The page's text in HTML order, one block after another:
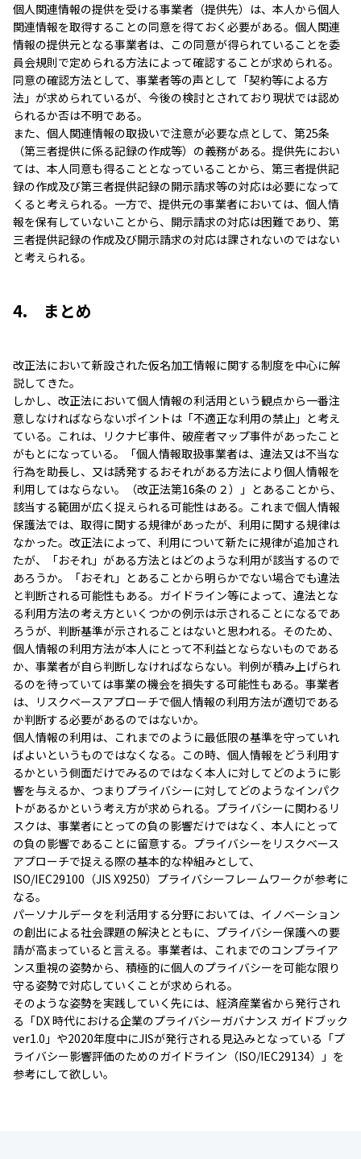
個人関連情報の提供を受ける事業者（提供先）は、本人から個人
関連情報を取得することの同意を得ておく必要がある。個人関連
情報の提供元となる事業者は、この同意が得られていることを委
員会規則で定められる方法によって確認することが求められる。
同意の確認方法として、事業者等の声として「契約等による方
法」が求められているが、今後の検討とされており現状では認め
られるか否は不明である。
また、個人関連情報の取扱いで注意が必要な点として、第25条
（第三者提供に係る記録の作成等）の義務がある。提供先におい
ては、本人同意も得ることとなっていることから、第三者提供記
録の作成及び第三者提供記録の開示請求等の対応は必要になって
くると考えられる。一方で、提供元の事業者においては、個人情
報を保有していないことから、開示請求の対応は困難であり、第
三者提供記録の作成及び開示請求の対応は課されないのではない
と考えられる。
4. まとめ
改正法において新設された仮名加工情報に関する制度を中心に解
説してきた。
しかし、改正法において個人情報の利活用という観点から一番注
意しなければならないポイントは「不適正な利用の禁止」と考え
ている。これは、リクナビ事件、破産者マップ事件があったこと
がもとになっている。「個人情報取扱事業者は、違法又は不当な
行為を助長し、又は誘発するおそれがある方法により個人情報を
利用してはならない。（改正法第16条の２）」とあることから、
該当する範囲が広く捉えられる可能性はある。これまで個人情報
保護法では、取得に関する規律があったが、利用に関する規律は
なかった。改正法によって、利用について新たに規律が追加され
たが、「おそれ」がある方法とはどのような利用が該当するので
あろうか。「おそれ」とあることから明らかでない場合でも違法
と判断される可能性もある。ガイドライン等によって、違法とな
る利用方法の考え方といくつかの例示は示されることになるであ
ろうが、判断基準が示されることはないと思われる。そのため、
個人情報の利用方法が本人にとって不利益とならないものである
か、事業者が自ら判断しなければならない。判例が積み上げられ
るのを待っていては事業の機会を損失する可能性もある。事業者
は、リスクベースアプローチで個人情報の利用方法が適切である
か判断する必要があるのではないか。
個人情報の利用は、これまでのように最低限の基準を守っていれ
ばよいというものではなくなる。この時、個人情報をどう利用す
るかという側面だけでみるのではなく本人に対してどのように影
響を与えるか、つまりプライバシーに対してどのようなインパク
トがあるかという考え方が求められる。プライバシーに関わるリ
スクは、事業者にとっての負の影響だけではなく、本人にとって
の負の影響であることに留意する。プライバシーをリスクベース
アプローチで捉える際の基本的な枠組みとして、
ISO/IEC29100（JIS X9250）プライバシーフレームワークが参考に
なる。
パーソナルデータを利活用する分野においては、イノベーション
の創出による社会課題の解決とともに、プライバシー保護への要
請が高まっていると言える。事業者は、これまでのコンプライア
ンス重視の姿勢から、積極的に個人のプライバシーを可能な限り
守る姿勢で対応していくことが求められる。
そのような姿勢を実践していく先には、経済産業省から発行され
る「DX 時代における企業のプライバシーガバナンス ガイドブック
ver1.0」や2020年度中にJISが発行される見込みとなっている「プ
ライバシー影響評価のためのガイドライン（ISO/IEC29134）」を
参考にして欲しい。